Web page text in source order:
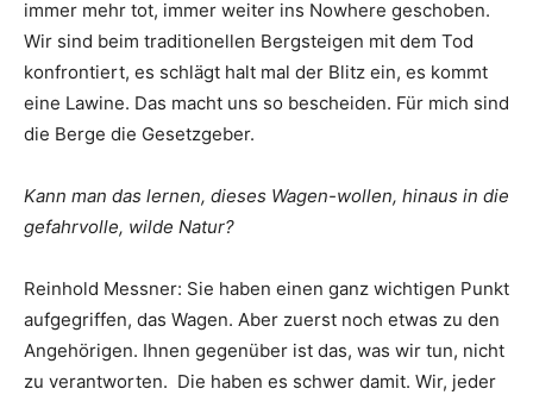
immer mehr tot, immer weiter ins Nowhere geschoben.
Wir sind beim traditionellen Bergsteigen mit dem Tod
konfrontiert, es schlägt halt mal der Blitz ein, es kommt
eine Lawine. Das macht uns so bescheiden. Für mich sind
die Berge die Gesetzgeber.
Kann man das lernen, dieses Wagen-wollen, hinaus in die
gefahrvolle, wilde Natur?
Reinhold Messner: Sie haben einen ganz wichtigen Punkt
aufgegriffen, das Wagen. Aber zuerst noch etwas zu den
Angehörigen. Ihnen gegenüber ist das, was wir tun, nicht
zu verantworten. Die haben es schwer damit. Wir, jeder